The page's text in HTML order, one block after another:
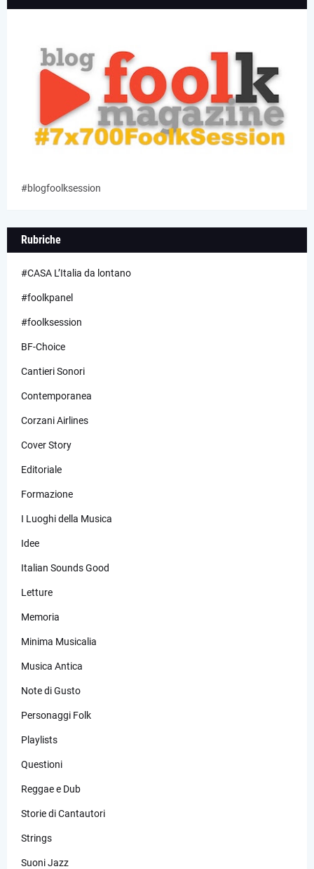
#blogfoolksession
Rubriche
#CASA L’Italia da lontano
#foolkpanel
#foolksession
BF-Choice
Cantieri Sonori
Contemporanea
Corzani Airlines
Cover Story
Editoriale
Formazione
I Luoghi della Musica
Idee
Italian Sounds Good
Letture
Memoria
Minima Musicalia
Musica Antica
Note di Gusto
Personaggi Folk
Playlists
Questioni
Reggae e Dub
Storie di Cantautori
Strings
Suoni Jazz